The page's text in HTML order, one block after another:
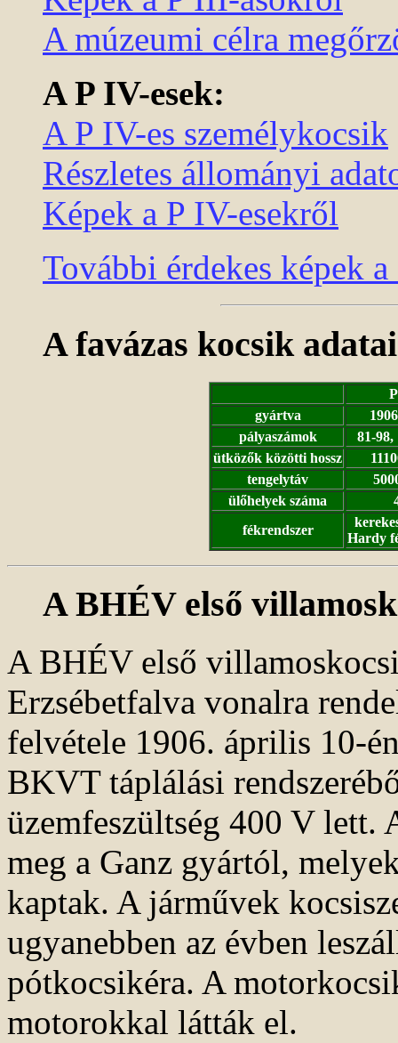
A múzeumi célra
A P IV-esek:
A P IV-es személykocsik
Részletes állományi
Képek a P IV-esekről
További érdekes képek
A favázas kocsik adatai
gyártva
pályaszámok
81-98,
ütközők közötti hossz
tengelytáv
ülőhelyek száma
fékrendszer
Hardy
A BHÉV első
A BHÉV első
Erzsébetfalva vonalra
felvétele 1906. április 10-
BKVT táplálási
üzemfeszültség 400 V lett.
meg a Ganz gyártól,
kaptak. A járművek
ugyanebben az évben
pótkocsikéra. A
motorokkal látták el.